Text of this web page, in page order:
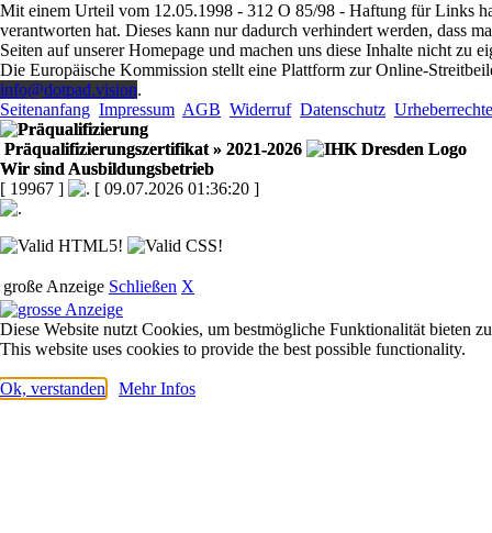
Mit einem Urteil vom 12.05.1998 - 312 O 85/98 - Haftung für Links
verantworten hat. Dieses kann nur dadurch verhindert werden, dass
Seiten auf unserer Homepage und machen uns diese Inhalte nicht
Die Europäische Kommission stellt eine Plattform zur Online-
info@dotpad.vision.
Seitenanfang Impressum AGB Widerruf Datenschutz Urheberrechte
Präqualifizierungszertifikat » 2021-2026
Wir sind Ausbildungsbetrieb
[ 19967 ]
[ 09.07.2026 01:36:20 ]
große Anzeige Schließen X
Diese Website nutzt Cookies, um bestmögliche Funktionalität bieten
This website uses cookies to provide the best possible functionality.
Ok, verstanden Mehr Infos